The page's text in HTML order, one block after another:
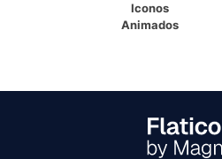
Iconos
Animados